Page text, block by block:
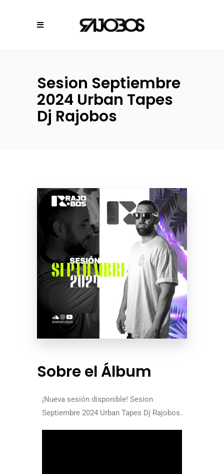
Sesion Septiembre
2024 Urban Tapes
Dj Rajobos
Sobre el Álbum
¡Nueva sesión disponible! Sesion
Septiembre 2024 Urban Tapes Dj Rajobos.